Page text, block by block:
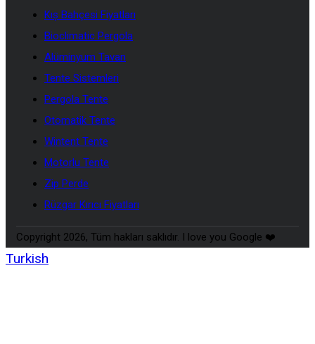
Kış Bahçesi Fiyatları
Bioclimatic Pergola
Alüminyum Tavan
Tente Sistemleri
Pergola Tente
Otomatik Tente
Wintent Tente
Motorlu Tente
Zip Perde
Rüzgar Kırıcı Fiyatları
Copyright 2026, Tüm hakları saklıdır. I love you Google ❤️
Turkish